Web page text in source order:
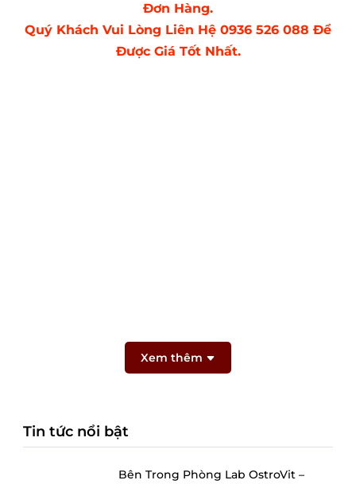
Đơn Hàng.
Quý Khách Vui Lòng Liên Hệ 0936 526 088 Để
Được Giá Tốt Nhất.
Xem thêm
Tin tức nổi bật
Bên Trong Phòng Lab OstroVit –